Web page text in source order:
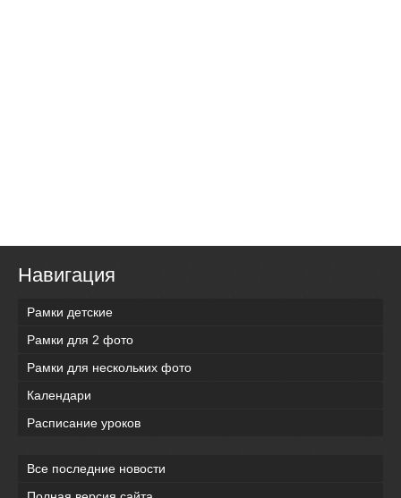
Навигация
Рамки детские
Рамки для 2 фото
Рамки для нескольких фото
Календари
Расписание уроков
Все последние новости